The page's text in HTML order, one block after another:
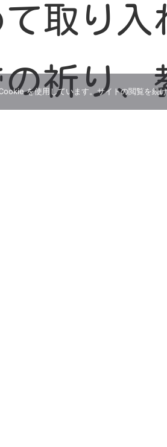
取り入
祈り、
を使用しています。サイトの閲覧を続